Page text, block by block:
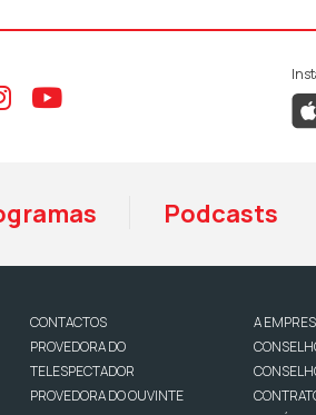
ao Facebook da
Aceder ao Instagram
Aceder ao YouTube
Podcasts
CONTACTOS
PROVEDORA DO
TELESPECTADOR
PROVEDORA DO OUVINTE
A